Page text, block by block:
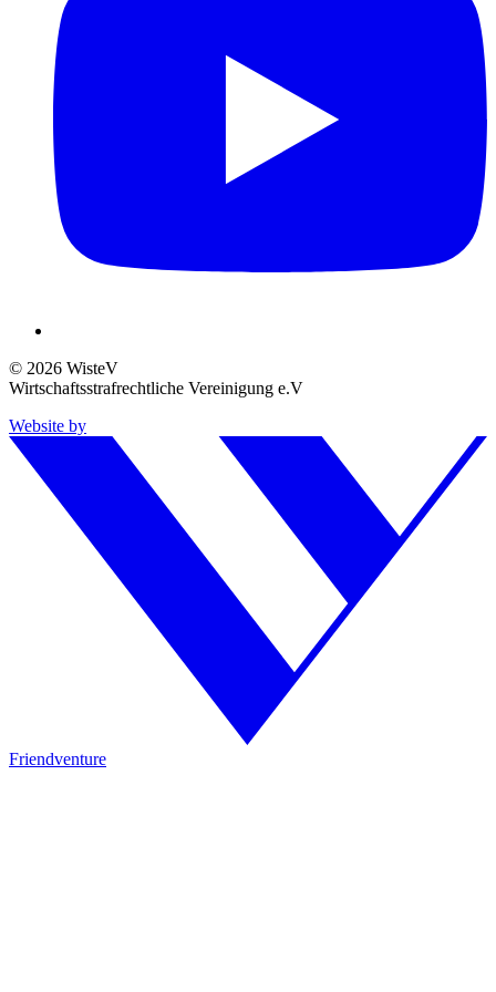
© 2026 WisteV
Wirtschaftsstrafrechtliche Vereinigung e.V
Website by
Friendventure